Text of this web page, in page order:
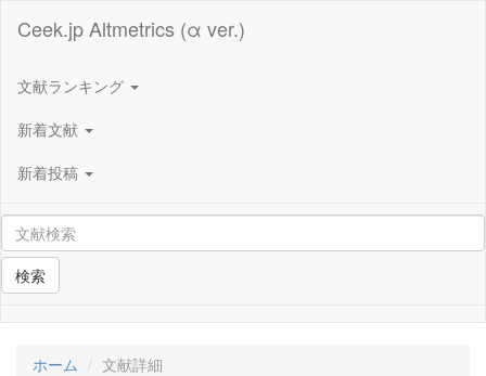
Ceek.jp Altmetrics (α ver.)
文献ランキング
新着文献
新着投稿
検索
ホーム 文献詳細